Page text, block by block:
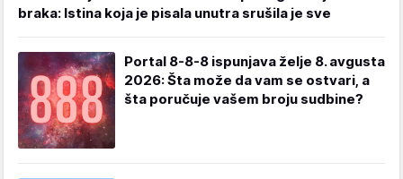
braka: Istina koja je pisala unutra srušila je sve
Portal 8-8-8 ispunjava želje 8. avgusta
2026: Šta može da vam se ostvari, a
šta poručuje vašem broju sudbine?